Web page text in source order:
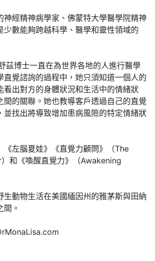
神經精神病學家、佛蒙特大學醫學院精神
少數能夠跨越科學、醫學和靈性領域的
茲博士一直在為世界各地的人進行醫學
直覺諮詢的過程中，她只須知道一個人的
看出對方的身體狀況和生活中的情緒狀
間的關聯。她也教導客戶透過自己的直覺
並找出將導致增加患病風險的特定情緒狀
《左腦夏娃》《直覺力顧問》（The
和《喚醒直覺力》（Awakening
生動物生活在美國緬因州的雅茅斯與田納
間。